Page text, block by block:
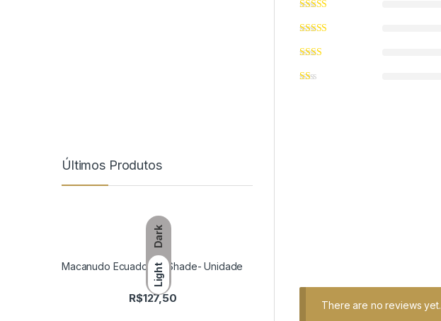
Dark
Light
There are no reviews yet.
Últimos Produtos
Macanudo Ecuadorian Shade- Unidade
R$127,50